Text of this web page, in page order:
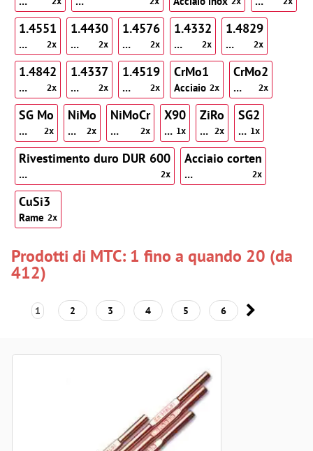
1.4551
… 2x
1.4430
… 2x
1.4576
… 2x
1.4332
… 2x
1.4829
… 2x
1.4842
… 2x
1.4337
… 2x
1.4519
… 2x
CrMo1
Acciaio 2x
CrMo2
… 2x
SG Mo
… 2x
NiMo
… 2x
NiMoCr
… 2x
X90
… 1x
ZiRo
… 2x
SG2
… 1x
Rivestimento duro DUR 600
… 2x
Acciaio corten
… 2x
CuSi3
Rame 2x
Prodotti di MTC: 1 fino a quando 20 (da
412)
1 2 3 4 5 6